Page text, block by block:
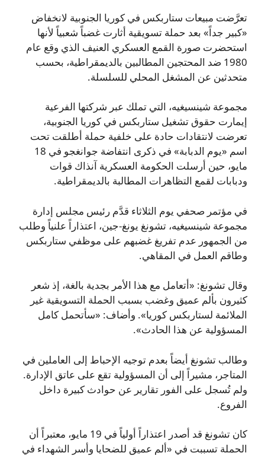
تعرَّضت مبيعات ستاربكس في كوريا الجنوبية لانخفاض
«كبير جداً» بعد حملة تسويقية أثارت غضباً شعبياً لأنها
استحضرت صورة القمع العسكري العنيف الذي وقع عام
1980 ضد المحتجين المطالبين بالديمقراطية، بحسب
متحدثين عن المشغل المحلي للسلسلة.
مجموعة شينسيغيه، التي تملك عبر شركتها الفرعية
إيمارت حقوق تشغيل ستاربكس في كوريا الجنوبية،
تعرضت لانتقادات حادة على خلفية حملة أطلقت تحت
اسم «يوم الدبابة» في ذكرى انتفاضة جوانغجو في 18
مايو، حين أرسلت الحكومة العسكرية آنذاك قوات
ودبابات لقمع التظاهرات المطالبة بالديمقراطية.
في مؤتمر صحفي يوم الثلاثاء قدَّم رئيس مجلس إدارة
مجموعة شينسيغيه، تشونغ يونغ-جين، اعتذاراً علنياً وطلب
من الجمهور عدم تفريغ غضبهم على موظفي ستاربكس
وطاقم العمل في المقاهي.
وقال تشونغ: «أتعامل مع هذا الأمر بجدية بالغة، إذ شعر
كثيرون بألم عميق وغضب بسبب الحملة التسويقية غير
الملائمة لستاربكس كوريا». وأضاف: «سأتحمل كامل
المسؤولية عن هذا الحادث».
وطالب تشونغ أيضاً بعدم توجيه الإحباط إلى العاملين في
المتاجر، مشيراً إلى أن المسؤولية تقع على عاتق الإدارة.
ولم تُسجل على الفور تقارير عن حوادث كبيرة داخل
الفروع.
كان تشونغ قد أصدر اعتذاراً أولياً في 19 مايو، معتبراً أن
الحملة تسببت في «ألم عميق للضحايا وأسر الشهداء في